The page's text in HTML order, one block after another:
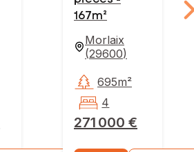
167m²
Morlaix
(29600)
271 000 €
695m²
4